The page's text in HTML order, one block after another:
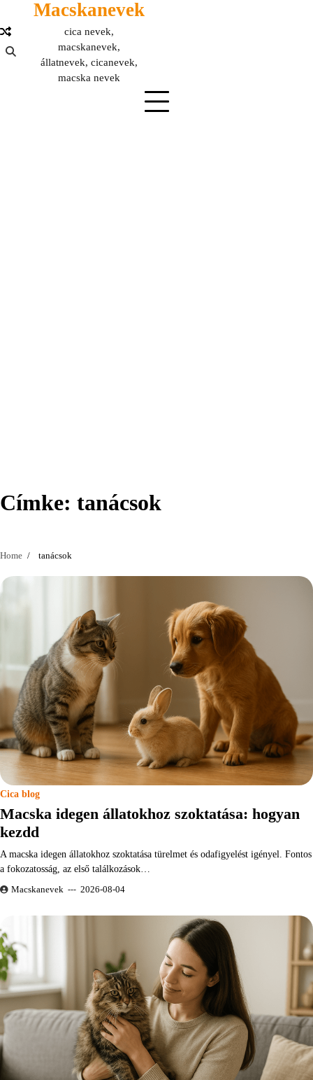
Macskanevek
cica nevek,
macskanevek,
állatnevek, cicanevek,
macska nevek
Címke: tanácsok
Home tanácsok
Cica blog
Macska idegen állatokhoz szoktatása: hogyan
kezdd
A macska idegen állatokhoz szoktatása türelmet és odafigyelést igényel. Fontos
a fokozatosság, az első találkozások…
Macskanevek 2026-08-04